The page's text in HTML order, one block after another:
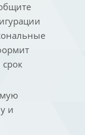
срок
и